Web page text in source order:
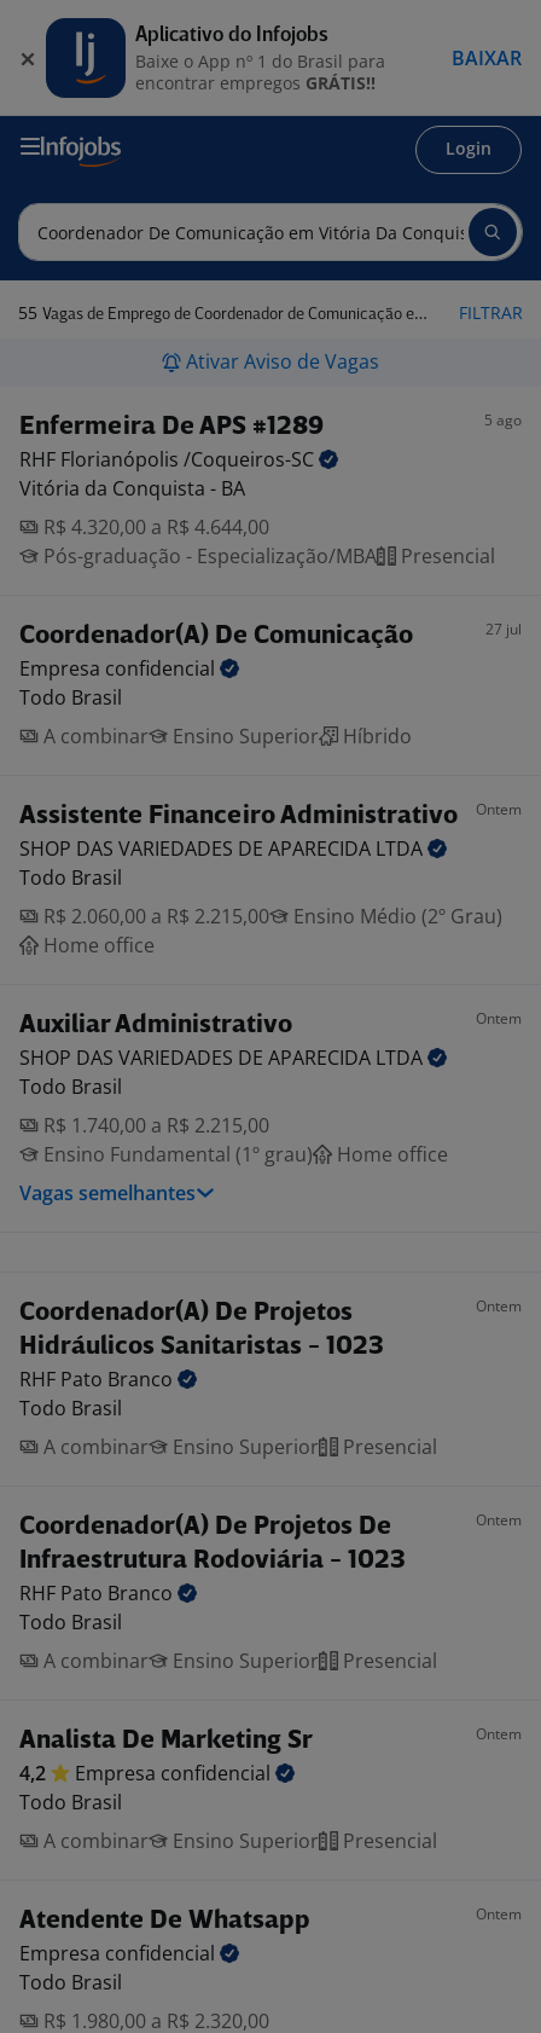
Login
55 Vagas de Emprego de Coordenador de Comunicação em Vitória da Conquista - BA FILTRAR
Ativar Aviso de Vagas
Enfermeira De APS #1289 5 ago
RHF Florianópolis /Coqueiros-SC
Vitória da Conquista - BA
R$ 4.320,00 a R$ 4.644,00
Pós-graduação - Especialização/MBA
Presencial
Coordenador(A) De Comunicação 27 jul
Empresa confidencial
Todo Brasil
A combinar
Ensino Superior Híbrido
Assistente Financeiro Administrativo Ontem
SHOP DAS VARIEDADES DE APARECIDA LTDA
Todo Brasil
R$ 2.060,00 a R$ 2.215,00
Ensino Médio (2º Grau)
Home office
Auxiliar Administrativo Ontem
SHOP DAS VARIEDADES DE APARECIDA LTDA
Todo Brasil
R$ 1.740,00 a R$ 2.215,00
Ensino Fundamental (1º grau)
Home office
Vagas semelhantes
Coordenador(A) De Projetos
Hidráulicos Sanitaristas - 1023
Ontem
RHF Pato Branco
Todo Brasil
A combinar
Ensino Superior Presencial
Coordenador(A) De Projetos De
Infraestrutura Rodoviária - 1023
Ontem
RHF Pato Branco
Todo Brasil
A combinar
Ensino Superior Presencial
Analista De Marketing Sr Ontem
4,2 Empresa confidencial
Todo Brasil
A combinar
Ensino Superior Presencial
Atendente De Whatsapp Ontem
Empresa confidencial
Todo Brasil
R$ 1.980,00 a R$ 2.320,00
Aplicativo do Infojobs
Baixe o App nº 1 do Brasil para
encontrar empregos GRÁTIS!!
BAIXAR